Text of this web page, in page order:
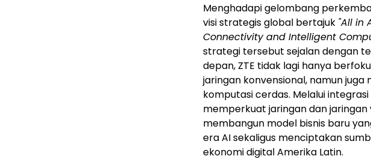
Menghadapi gelombang
visi strategis global bertajuk "All in
Connectivity and Intelligent
strategi tersebut sejalan dengan
depan, ZTE tidak lagi hanya
jaringan konvensional, namun juga
komputasi cerdas. Melalui
memperkuat jaringan dan jaringan
membangun model bisnis baru
era AI sekaligus menciptakan
ekonomi digital Amerika Latin.